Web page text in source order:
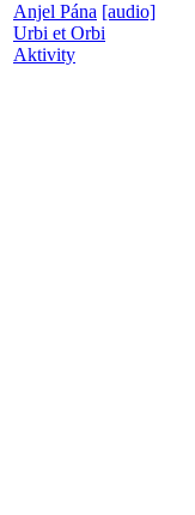
Anjel Pána [audio]
Urbi et Orbi
Aktivity